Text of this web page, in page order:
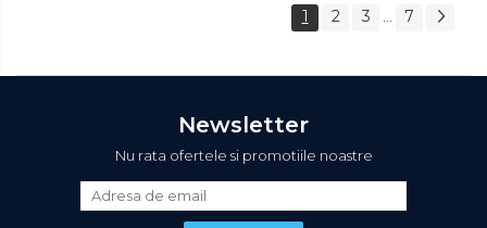
1 2 3 7
Newsletter
Nu rata ofertele si promotiile noastre